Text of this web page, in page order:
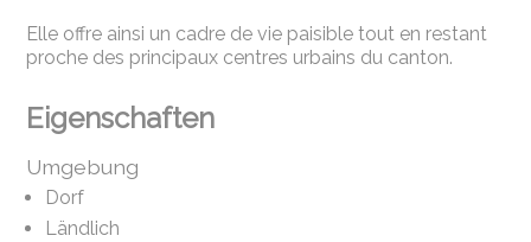
Elle offre ainsi un cadre de vie paisible tout en restant
proche des principaux centres urbains du canton.
Eigenschaften
Umgebung
Dorf
Ländlich